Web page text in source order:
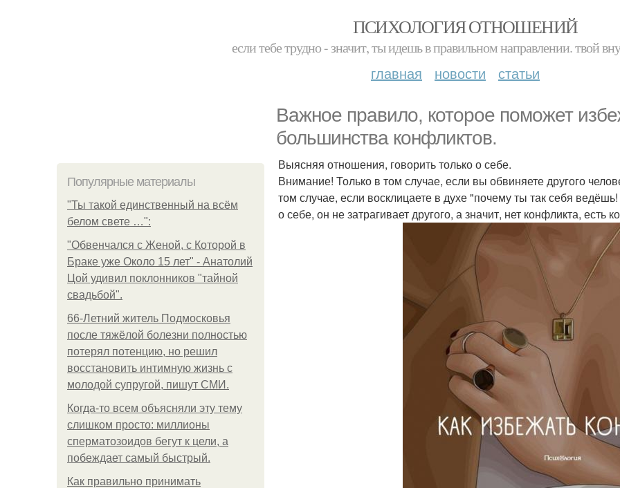
ПСИХОЛОГИЯ ОТНОШЕНИЙ
если тебе трудно - значит, ты идешь в правильном направлении. твой
главная новости статьи
Важное правило, которое поможет
большинства конфликтов.
Популярные материалы
"Ты такой единственный на всём
белом свете …":
"Обвенчался с Женой, с Которой в
Браке уже Около 15 лет" - Анатолий
Цой удивил поклонников "тайной
свадьбой".
66-Летний житель Подмосковья
после тяжёлой болезни полностью
потерял потенцию, но решил
восстановить интимную жизнь с
молодой супругой, пишут СМИ.
Когда-то всем объясняли эту тему
слишком просто: миллионы
сперматозоидов бегут к цели, а
побеждает самый быстрый.
Как правильно принимать
Выясняя отношения, говорить только о себе.
Внимание! Только в том случае, если вы обвиняете другого
том случае, если восклицаете в духе "почему ты так себя
о себе, он не затрагивает другого, а значит, нет конфликта, есть